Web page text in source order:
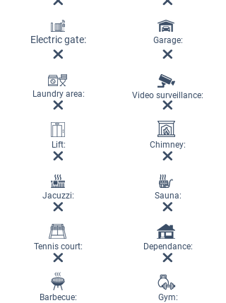
Electric gate:
Laundry area:
Lift:
Jacuzzi:
Tennis court:
Barbecue:
Garage:
Video surveillance:
Chimney:
Sauna:
Dependance:
Gym: